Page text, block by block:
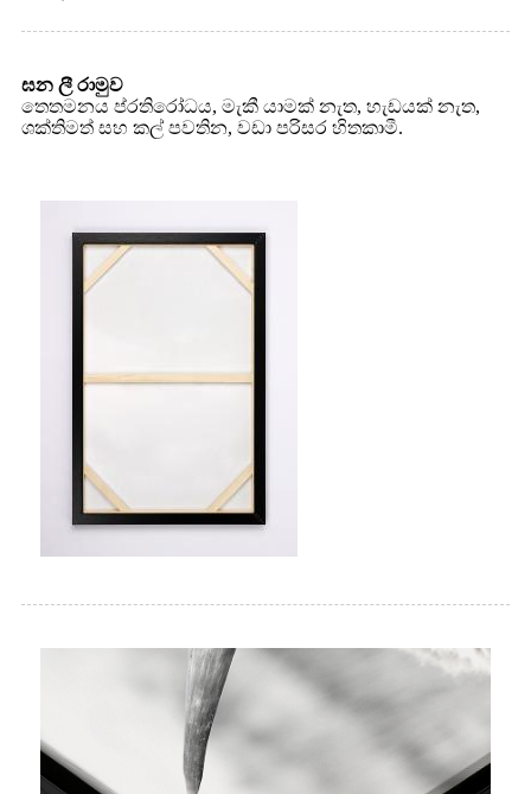
ඝන ලී රාමුව
තෙතමනය ප්රතිරෝධය, මැකී යාමක් නැත, හැඩයක් නැත,
ශක්තිමත් සහ කල් පවතින, වඩා පරිසර හිතකාමී.